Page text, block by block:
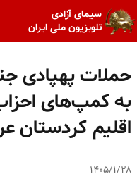
سیمای آزادی
تلویزیون ملی ایران
حملات پهپادی
به کمپ‌های
اقلیم کردستان
۱۴۰۵/۱/۲۸